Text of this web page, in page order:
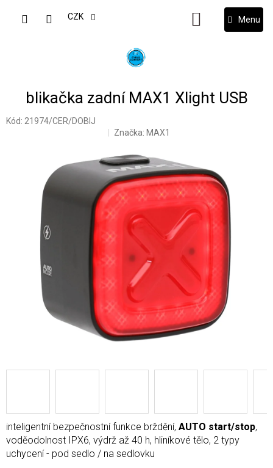
CZK
NÁKUPNÍ
KOŠÍK
blikačka zadní MAX1 Xlight USB
Kód: 21974/CER/DOBIJ
Značka: MAX1
inteligentní bezpečnostní funkce brždění, AUTO start/stop,
voděodolnost IPX6, výdrž až 40 h, hliníkové tělo, 2 typy
uchycení - pod sedlo / na sedlovku